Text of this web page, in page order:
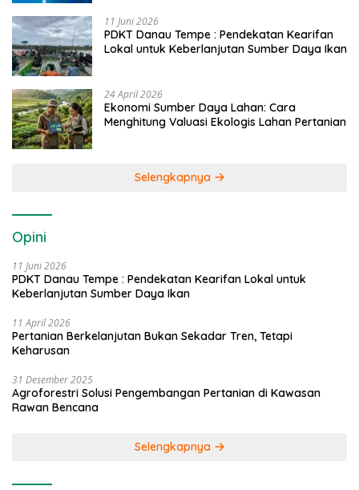
11 Juni 2026
PDKT Danau Tempe : Pendekatan Kearifan
Lokal untuk Keberlanjutan Sumber Daya Ikan
24 April 2026
Ekonomi Sumber Daya Lahan: Cara
Menghitung Valuasi Ekologis Lahan Pertanian
Selengkapnya
Opini
11 Juni 2026
PDKT Danau Tempe : Pendekatan Kearifan Lokal untuk
Keberlanjutan Sumber Daya Ikan
11 April 2026
Pertanian Berkelanjutan Bukan Sekadar Tren, Tetapi
Keharusan
31 Desember 2025
Agroforestri Solusi Pengembangan Pertanian di Kawasan
Rawan Bencana
Selengkapnya